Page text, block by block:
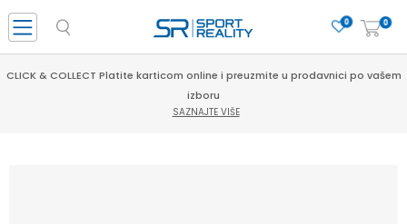
0
0
CLICK & COLLECT Platite karticom online i preuzmite u prodavnici po vašem
izboru
SAZNAJTE VIŠE